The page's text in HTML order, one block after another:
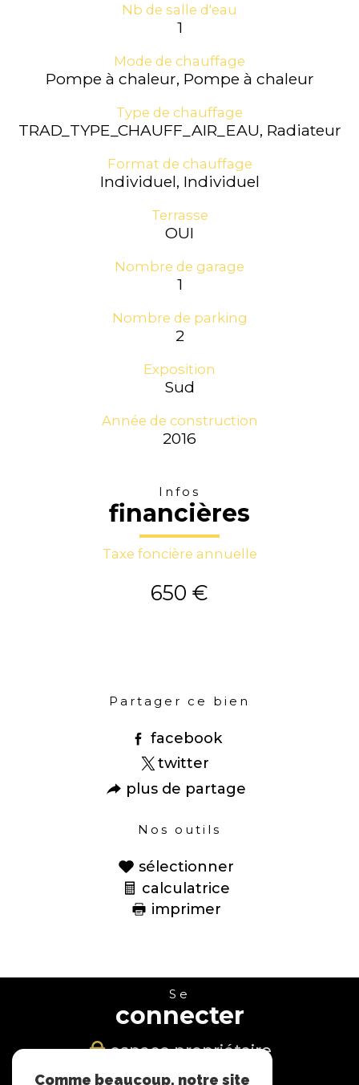
Nb de salle d'eau
1
Mode de chauffage
Pompe à chaleur, Pompe à chaleur
Type de chauffage
TRAD_TYPE_CHAUFF_AIR_EAU, Radiateur
Format de chauffage
Individuel, Individuel
Terrasse
OUI
Nombre de garage
1
Nombre de parking
2
Exposition
Sud
Année de construction
2016
Infos
financières
Taxe foncière annuelle
650 €
Partager ce bien
facebook
twitter
plus de partage
Nos outils
sélectionner
calculatrice
imprimer
Se
connecter
espace propriétaire
Comme beaucoup, notre site